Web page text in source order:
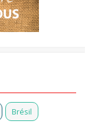
Brésil